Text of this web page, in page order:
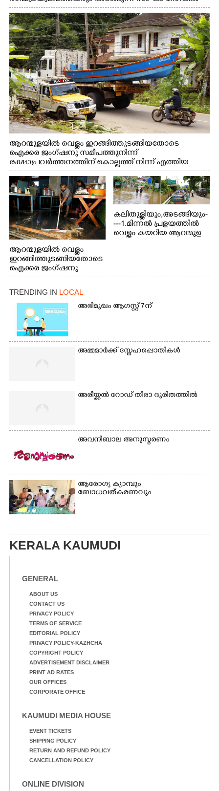
അടിഞ്ഞ് കൂടിയ ചെളിയും മണ്ണും മറ്റ് മാലിന്യങ്ങളും
നീക്കം ചെയ്യുന്നു.
ആറന്മുളയിൽ വെള്ളം ഇറങ്ങിത്തുടങ്ങിയതോടെ
ഐക്കര ജംഗ്ഷനു സമീപത്തുനിന്ന്
രക്ഷാപ്രവർത്തനത്തിന് കൊല്ലത്ത് നിന്ന് എത്തിയ
ബോട്ടുകൾ തിരികെക്കൊണ്ടുപോകുന്നു.
ആറന്മുളയിൽ വെള്ളം
ഇറങ്ങിത്തുടങ്ങിയതോടെ
ഐക്കര ജംഗ്ഷനു
സമീപം ആറന്മുള
കിടങ്ങന്നൂർ റോഡിന്
സമീപം പ്രവർത്തിക്കു
ആറന്മുള തട്ടുകട കഴുകി
വൃത്തിയാക്കുന്നു.
കലിതുള്ളിയും,അടങ്ങിയും-
---1.മിന്നൽ പ്രളയത്തിൽ
വെള്ളം കയറിയ ആറന്മുള
ഇറങ്ങിപ്പോൾ
ത്തിന് ഓച്ചിറ അഴിക്കലിൽ
TRENDING IN LOCAL
അഭിമുഖം ആഗസ്റ്റ് 7ന്
അമ്മമാർക്ക് സ്നേഹപ്പൊതികൾ
അരീയ്ക്കൽ റോഡ് തീരാ ദുരിതത്തിൽ
അവനീബാല അനുസ്മരണം
ആരോഗ്യ ക്യാമ്പും
ബോധവത്കരണവും
KERALA KAUMUDI
GENERAL
ABOUT US
CONTACT US
PRIVACY POLICY
TERMS OF SERVICE
EDITORIAL POLICY
PRIVACY POLICY-KAZHCHA
COPYRIGHT POLICY
ADVERTISEMENT DISCLAIMER
PRINT AD RATES
OUR OFFICES
CORPORATE OFFICE
KAUMUDI MEDIA HOUSE
EVENT TICKETS
SHIPPING POLICY
RETURN AND REFUND POLICY
CANCELLATION POLICY
ONLINE DIVISION